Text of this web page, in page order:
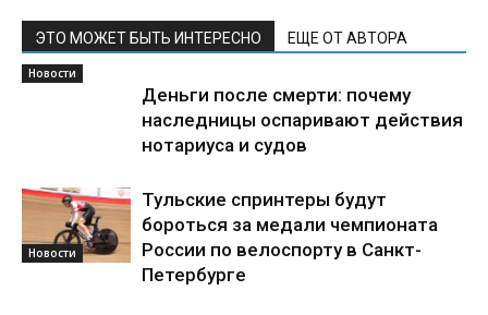
ЭТО МОЖЕТ БЫТЬ ИНТЕРЕСНО ЕЩЕ ОТ АВТОРА
Новости
Деньги после смерти: почему
наследницы оспаривают действия
нотариуса и судов
Новости
Тульские спринтеры будут
бороться за медали чемпионата
России по велоспорту в Санкт-
Петербурге